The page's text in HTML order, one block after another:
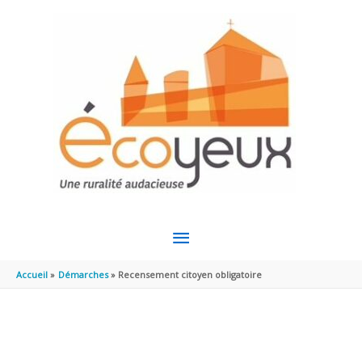
MENU
PRINCIPAL
Accueil Démarches Recensement citoyen obligatoire